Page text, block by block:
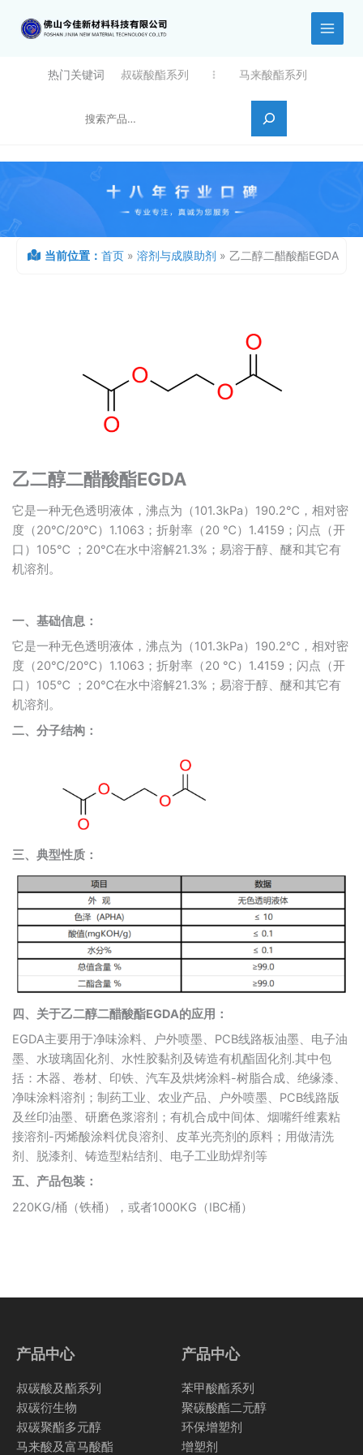
热门关键词 叔碳酸酯系列 马来酸酯系列
当前位置： 首页 » 溶剂与成膜助剂 » 乙二醇二醋酸酯EGDA
乙二醇二醋酸酯EGDA
它是一种无色透明液体，沸点为（101.3kPa）190.2℃，相对密
度（20℃/20℃）1.1063；折射率（20 ℃）1.4159；闪点（开
口）105℃ ；20℃在水中溶解21.3%；易溶于醇、醚和其它有
机溶剂。
一、 基础信息：
它是一种无色透明液体，沸点为（101.3kPa）190.2℃，相对密
度（20℃/20℃）1.1063；折射率（20 ℃）1.4159；闪点（开
口）105℃ ；20℃在水中溶解21.3%；易溶于醇、醚和其它有
机溶剂。
二、分子结构：
三、典型性质：
四、 关于乙二醇二醋酸酯EGDA的应用：
EGDA主要用于净味涂料、户外喷墨、PCB线路板油墨、电子油
墨、水玻璃固化剂、水性胶黏剂及铸造有机酯固化剂.其中包
括：木器、卷材、印铁、汽车及烘烤涂料-树脂合成、绝缘漆、
净味涂料溶剂；制药工业、农业产品、户外喷墨、PCB线路版
及丝印油墨、研磨色浆溶剂；有机合成中间体、烟嘴纤维素粘
接溶剂-丙烯酸涂料优良溶剂、皮革光亮剂的原料；用做清洗
剂、脱漆剂、铸造型粘结剂、电子工业助焊剂等
五、产品包装 ：
220KG/桶（铁桶），或者1000KG（IBC桶）
产品中心
叔碳酸及酯系列
叔碳衍生物
叔碳聚酯多元醇
马来酸及富马酸酯
产品中心
苯甲酸酯系列
聚碳酸酯二元醇
环保增塑剂
增塑剂